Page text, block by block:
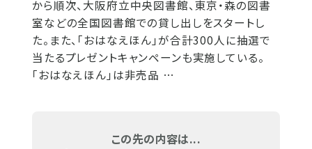
から順次、大阪府立中央図書館、東京・森の図書
室などの全国図書館での貸し出しをスタートし
た。また、「おはなえほん」が合計300人に抽選で
当たるプレゼントキャンペーンも実施している。
「おはなえほん」は非売品 …
この先の内容は...